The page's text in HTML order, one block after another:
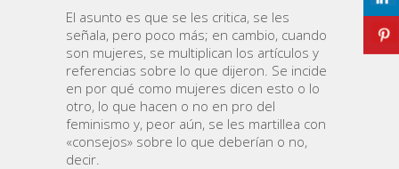
El asunto es que se les critica, se les
señala, pero poco más; en cambio, cuando
son mujeres, se multiplican los artículos y
referencias sobre lo que dijeron. Se incide
en por qué como mujeres dicen esto o lo
otro, lo que hacen o no en pro del
feminismo y, peor aún, se les martillea con
«consejos» sobre lo que deberían o no,
decir.